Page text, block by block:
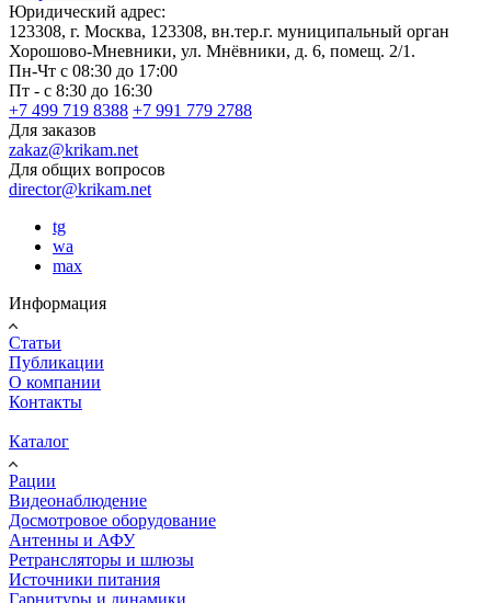
Юридический адрес:
123308, г. Москва, 123308, вн.тер.г. муниципальный орган
Хорошово-Мневники, ул. Мнёвники, д. 6, помещ. 2/1.
Пн-Чт с 08:30 до 17:00
Пт - с 8:30 до 16:30
+7 499 719 8388 +7 991 779 2788
Для заказов
zakaz@krikam.net
Для общих вопросов
director@krikam.net
tg
wa
max
Информация
Статьи
Публикации
О компании
Контакты
Каталог
Рации
Видеонаблюдение
Досмотровое оборудование
Антенны и АФУ
Ретрансляторы и шлюзы
Источники питания
Гарнитуры и динамики